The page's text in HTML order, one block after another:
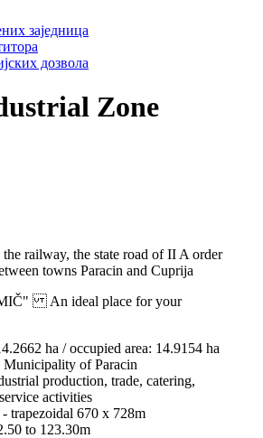
заједница
дозвола
Zone
railway, the state road of II A order
towns Paracin and Cuprija
An ideal place for your
ha / occupied area: 14.9154 ha
Municipality of Paracin
production, trade, catering,
activities
- trapezoidal 670 x 728m
to 123.30m